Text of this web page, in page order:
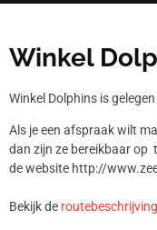
Winkel
Winkel Dolphins is
Als je een afspraak wilt
dan zijn ze bereikbaar op
de website http://
Bekijk de routebeschrijving